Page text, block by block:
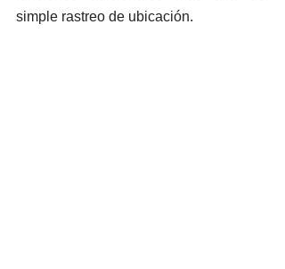
simple rastreo de ubicación.